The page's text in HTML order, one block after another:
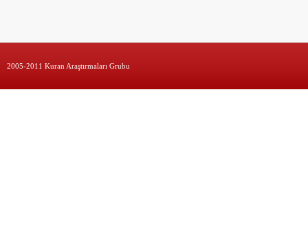
2005-2011 Kuran Araştırmaları Grubu